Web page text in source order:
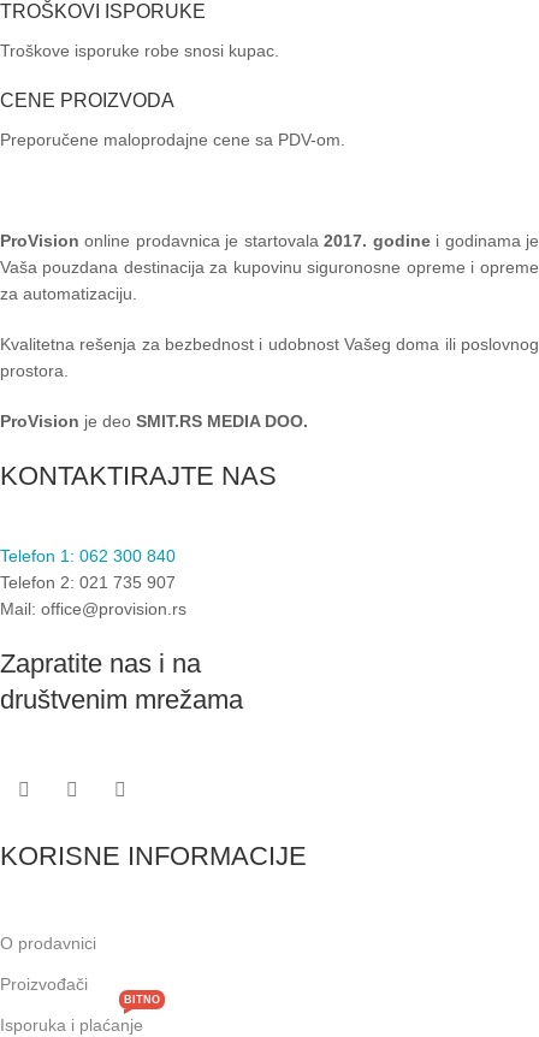
TROŠKOVI ISPORUKE
Troškove isporuke robe snosi kupac.
CENE PROIZVODA
Preporučene maloprodajne cene sa PDV-om.
ProVision online prodavnica je startovala2017. godinei godinama je
Vaša pouzdana destinacija za kupovinu siguronosne opreme i opreme
za automatizaciju.
Kvalitetna rešenja za bezbednost i udobnost Vašeg doma ili poslovnog
prostora.
ProVision je deo SMIT.RS MEDIA DOO.
KONTAKTIRAJTE NAS
Telefon 1: 062 300 840
Telefon 2: 021 735 907
Mail: office@provision.rs
Zapratite nas i na
društvenim mrežama
KORISNE INFORMACIJE
O prodavnici
Proizvođači
Isporuka i plaćanje
BITNO